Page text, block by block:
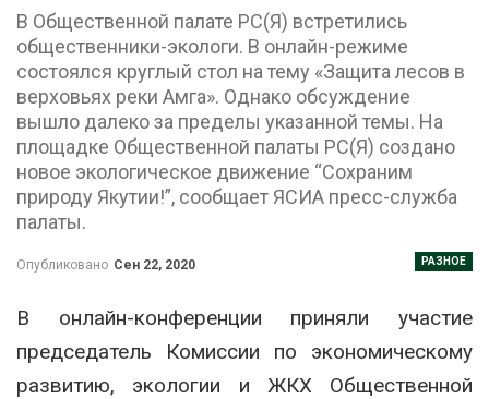
В Общественной палате РС(Я) встретились
общественники-экологи. В онлайн-режиме
состоялся круглый стол на тему «Защита лесов в
верховьях реки Амга». Однако обсуждение
вышло далеко за пределы указанной темы. На
площадке Общественной палаты РС(Я) создано
новое экологическое движение “Сохраним
природу Якутии!”, сообщает ЯСИА пресс-служба
палаты.
РАЗНОЕ
Опубликовано Сен 22, 2020
В онлайн-конференции приняли участие
председатель Комиссии по экономическому
развитию, экологии и ЖКХ Общественной